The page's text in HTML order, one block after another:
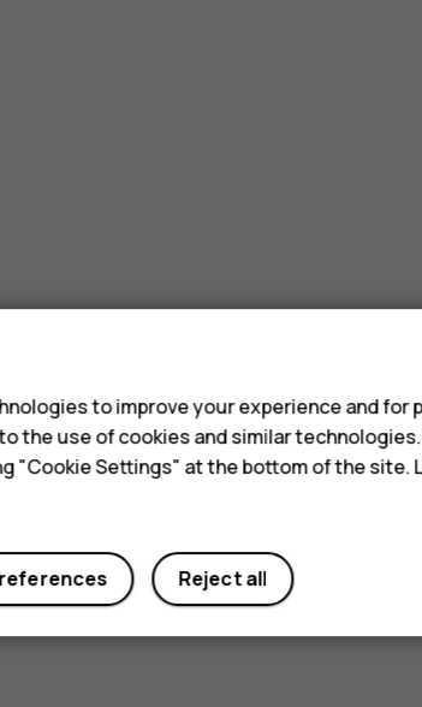
to improve your experience and for
the use of cookies and similar
"Cookie Settings" at the bottom of the site.
Reject all